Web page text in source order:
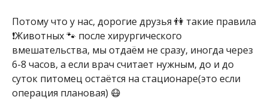
Потому что у нас, дорогие друзья 👫 такие правила
❗Животных 🐾 после хирургического
вмешательства, мы отдаём не сразу, иногда через
6-8 часов, а если врач считает нужным, до и до
суток питомец остаётся на стационаре(это если
операция плановая) 😷